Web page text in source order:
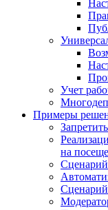
Учет
Примеры
на
Сценарий